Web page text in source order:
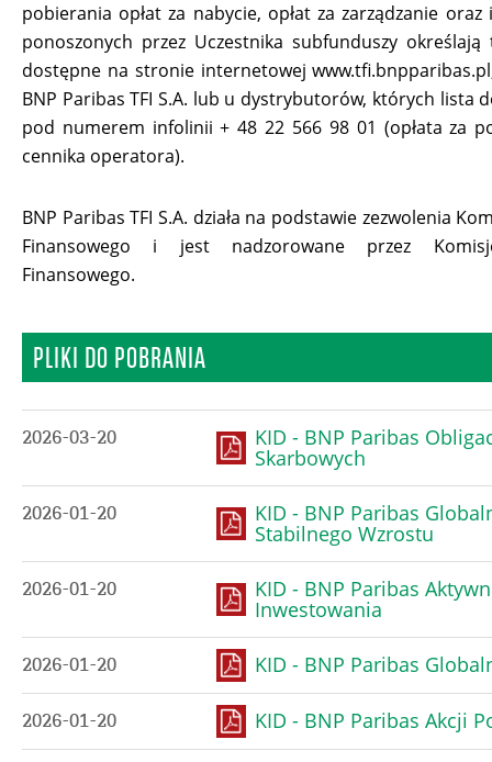
pobierania opłat za nabycie, opłat za zarządzanie oraz
ponoszonych przez Uczestnika subfunduszy określają
dostępne na stronie internetowej
BNP Paribas TFI S.A. lub u dystrybutorów, których lista
pod numerem infolinii + 48 22 566 98 01 (opłata za
cennika operatora).
BNP Paribas TFI S.A. działa na podstawie zezwolenia
Finansowego i jest nadzorowane przez
Finansowego.
PLIKI DO POBRANIA
2026-03-20 KID - BNP Paribas
Skarbowych
2026-01-20 KID - BNP Paribas
Stabilnego Wzrostu
2026-01-20 KID - BNP Paribas
Inwestowania
2026-01-20 KID - BNP Paribas
2026-01-20 KID - BNP Paribas Akcji